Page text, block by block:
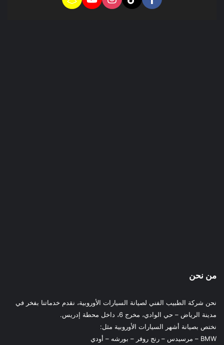
من نحن
نحن شركة الطبيب الفني لصيانة السيارات الأوروبية، نقدم خدماتنا بفخر في
مدينة الرياض – حي الوادي، مخرج 6، داخل محطة إدريس.
نختص بصيانة أشهر السيارات الأوروبية مثل:
BMW – مرسيدس – رنج روفر – بورشه – أودي